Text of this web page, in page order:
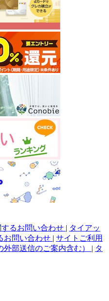
るお問い合わせ | タイアッ
お問い合わせ | サイトご利用
部送信のご案内含む） | タ